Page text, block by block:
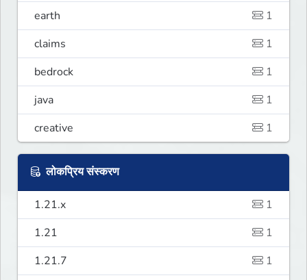
earth
1
claims
1
bedrock
1
java
1
creative
1
लोकप्रिय संस्करण
1.21.x
1
1.21
1
1.21.7
1